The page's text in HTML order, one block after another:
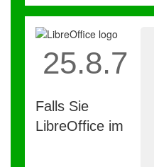
25.8.7
Falls Sie
LibreOffice im